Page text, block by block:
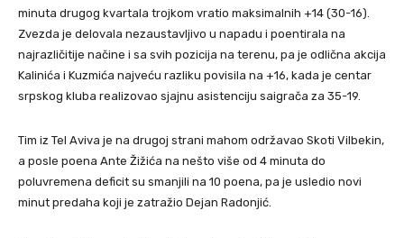
minuta drugog kvartala trojkom vratio maksimalnih +14 (30-16).
Zvezda je delovala nezaustavljivo u napadu i poentirala na
najrazličitije načine i sa svih pozicija na terenu, pa je odlična akcija
Kalinića i Kuzmića najveću razliku povisila na +16, kada je centar
srpskog kluba realizovao sjajnu asistenciju saigrača za 35-19.
Tim iz Tel Aviva je na drugoj strani mahom održavao Skoti Vilbekin,
a posle poena Ante Žižića na nešto više od 4 minuta do
poluvremena deficit su smanjili na 10 poena, pa je usledio novi
minut predaha koji je zatražio Dejan Radonjić.